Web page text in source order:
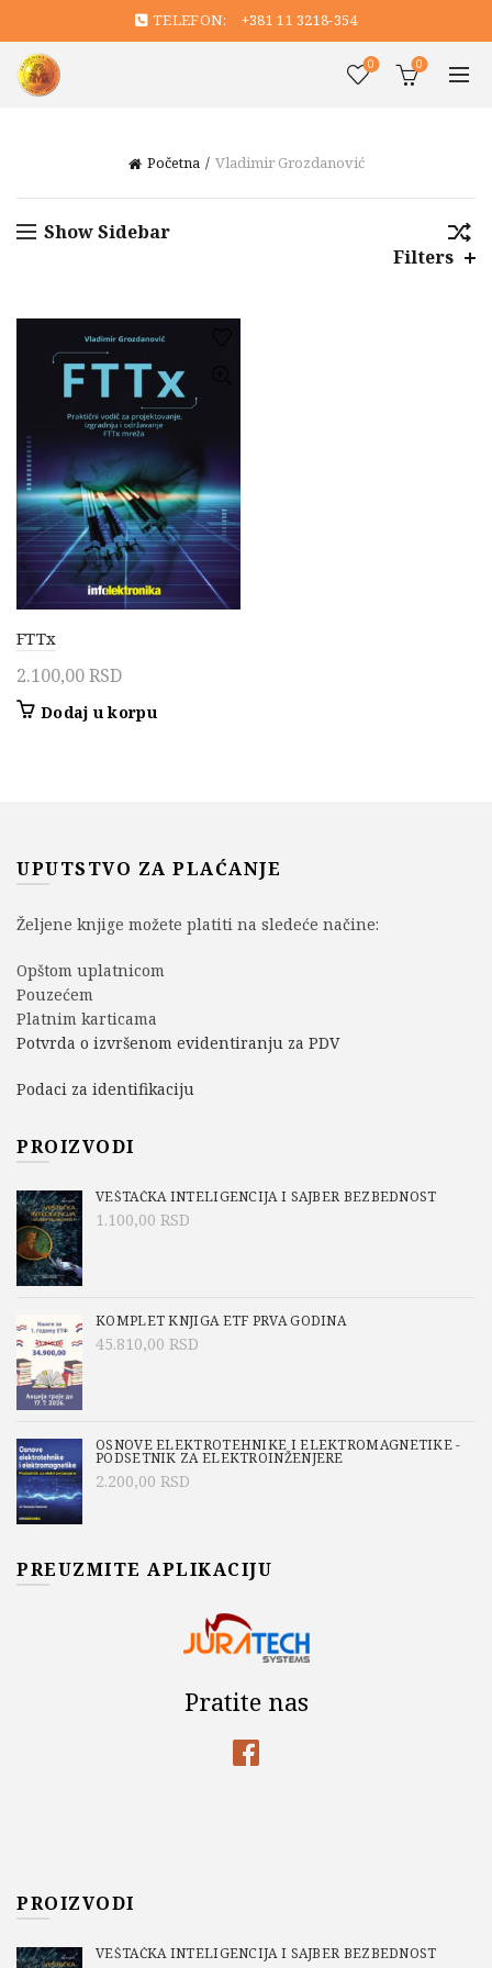
TELEFON: +381 11 3218-354
0 0
Početna Vladimir Grozdanović
Show Sidebar
Filters
FTTx
2.100,00RSD
Dodaj u korpu
UPUTSTVO ZA PLAĆANJE
Željene knjige možete platiti na sledeće načine:
Opštom uplatnicom
Pouzećem
Platnim karticama
Potvrda o izvršenom evidentiranju za PDV
Podaci za identifikaciju
PROIZVODI
VEŠTAČKA INTELIGENCIJA I SAJBER BEZBEDNOST
1.100,00 RSD
KOMPLET KNJIGA ETF PRVA GODINA
45.810,00 RSD
OSNOVE ELEKTROTEHNIKE I ELEKTROMAGNETIKE -
PODSETNIK ZA ELEKTROINŽENJERE
2.200,00 RSD
PREUZMITE APLIKACIJU
Pratite nas
PROIZVODI
VEŠTAČKA INTELIGENCIJA I SAJBER BEZBEDNOST